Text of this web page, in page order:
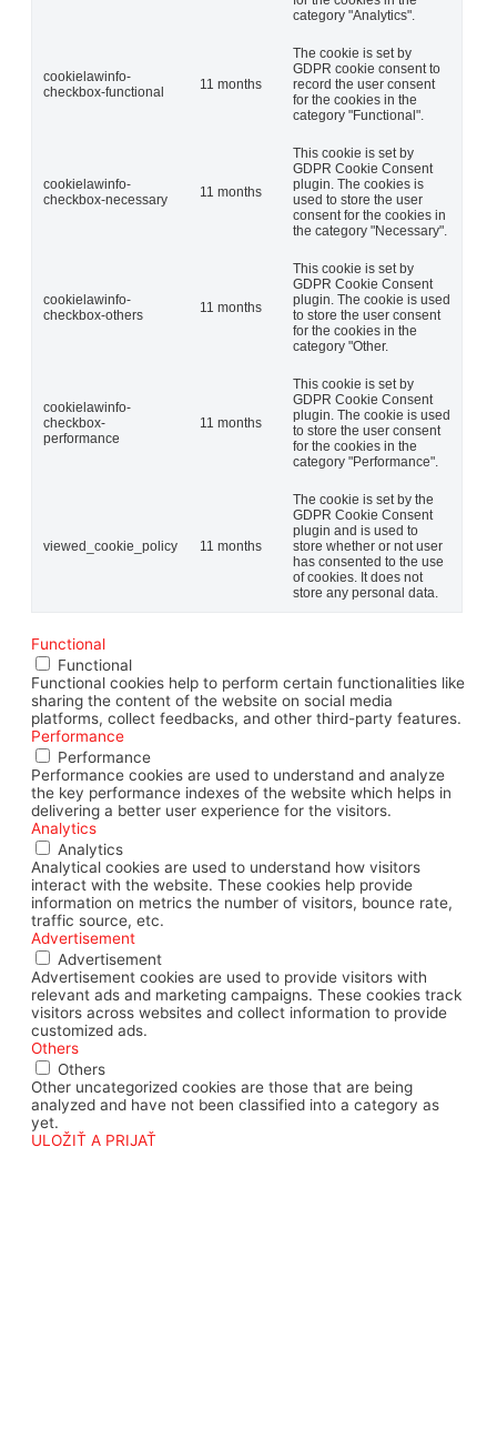
category "Analytics".
cookielawinfo-
checkbox-functional
11 months
The cookie is set by
GDPR cookie consent to
record the user consent
for the cookies in the
category "Functional".
cookielawinfo-
checkbox-necessary
11 months
This cookie is set by
GDPR Cookie Consent
plugin. The cookies is
used to store the user
consent for the cookies in
the category "Necessary".
cookielawinfo-
checkbox-others
11 months
This cookie is set by
GDPR Cookie Consent
plugin. The cookie is used
to store the user consent
for the cookies in the
category "Other.
cookielawinfo-
checkbox-
performance
11 months
This cookie is set by
GDPR Cookie Consent
plugin. The cookie is used
to store the user consent
for the cookies in the
category "Performance".
viewed_cookie_policy 11 months
The cookie is set by the
GDPR Cookie Consent
plugin and is used to
store whether or not user
has consented to the use
of cookies. It does not
store any personal data.
Functional
Functional
Functional cookies help to perform certain functionalities like
sharing the content of the website on social media
platforms, collect feedbacks, and other third-party features.
Performance
Performance
Performance cookies are used to understand and analyze
the key performance indexes of the website which helps in
delivering a better user experience for the visitors.
Analytics
Analytics
Analytical cookies are used to understand how visitors
interact with the website. These cookies help provide
information on metrics the number of visitors, bounce rate,
traffic source, etc.
Advertisement
Advertisement
Advertisement cookies are used to provide visitors with
relevant ads and marketing campaigns. These cookies track
visitors across websites and collect information to provide
customized ads.
Others
Others
Other uncategorized cookies are those that are being
analyzed and have not been classified into a category as
yet.
ULOŽIŤ A PRIJAŤ